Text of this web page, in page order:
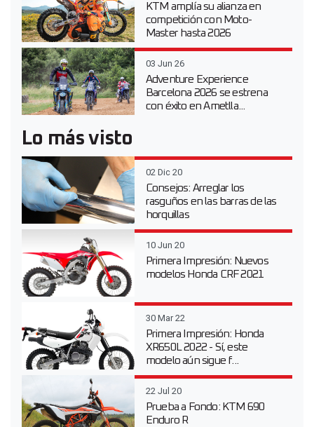
KTM amplía su alianza en
competición con Moto-
Master hasta 2026
03 Jun 26
Adventure Experience
Barcelona 2026 se estrena
con éxito en Ametlla...
Lo más visto
02 Dic 20
Consejos: Arreglar los
rasguños en las barras de las
horquillas
10 Jun 20
Primera Impresión: Nuevos
modelos Honda CRF 2021
30 Mar 22
Primera Impresión: Honda
XR650L 2022 - Sí, este
modelo aún sigue f...
22 Jul 20
Prueba a Fondo: KTM 690
Enduro R